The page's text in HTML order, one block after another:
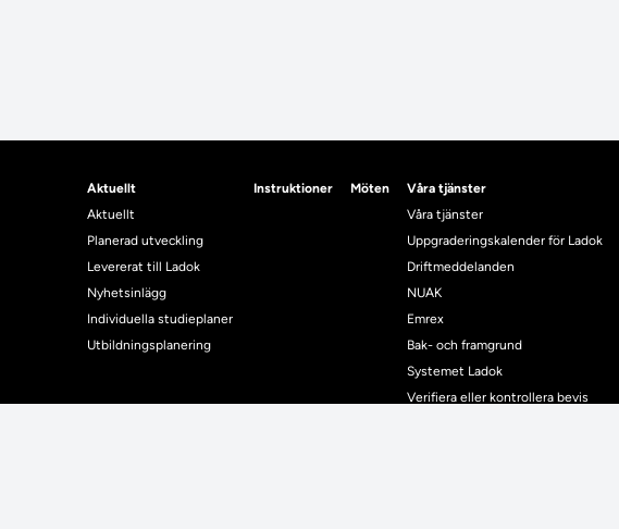
Aktuellt
Aktuellt
Planerad utveckling
Levererat till Ladok
Nyhetsinlägg
Individuella studieplaner
Utbildningsplanering
Instruktioner Möten
Våra tjänster
Våra tjänster
Uppgraderingskalender för Ladok
Driftmeddelanden
NUAK
Emrex
Bak- och framgrund
Systemet Ladok
Verifiera eller kontrollera bevis